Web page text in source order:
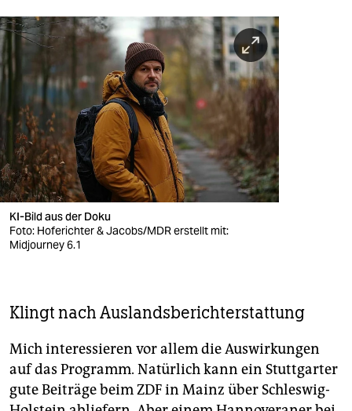
KI-Bild aus der Doku
Foto: Hoferichter & Jacobs/MDR erstellt mit:
Midjourney 6.1
Klingt nach Auslandsberichterstattung
Mich interessieren vor allem die Auswirkungen
auf das Programm. Natürlich kann ein Stuttgarter
gute Beiträge beim ZDF in Mainz über Schleswig-